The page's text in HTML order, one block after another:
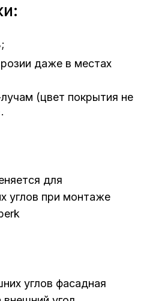
даже в местах
(цвет покрытия не
для
углов при монтаже
углов фасадная